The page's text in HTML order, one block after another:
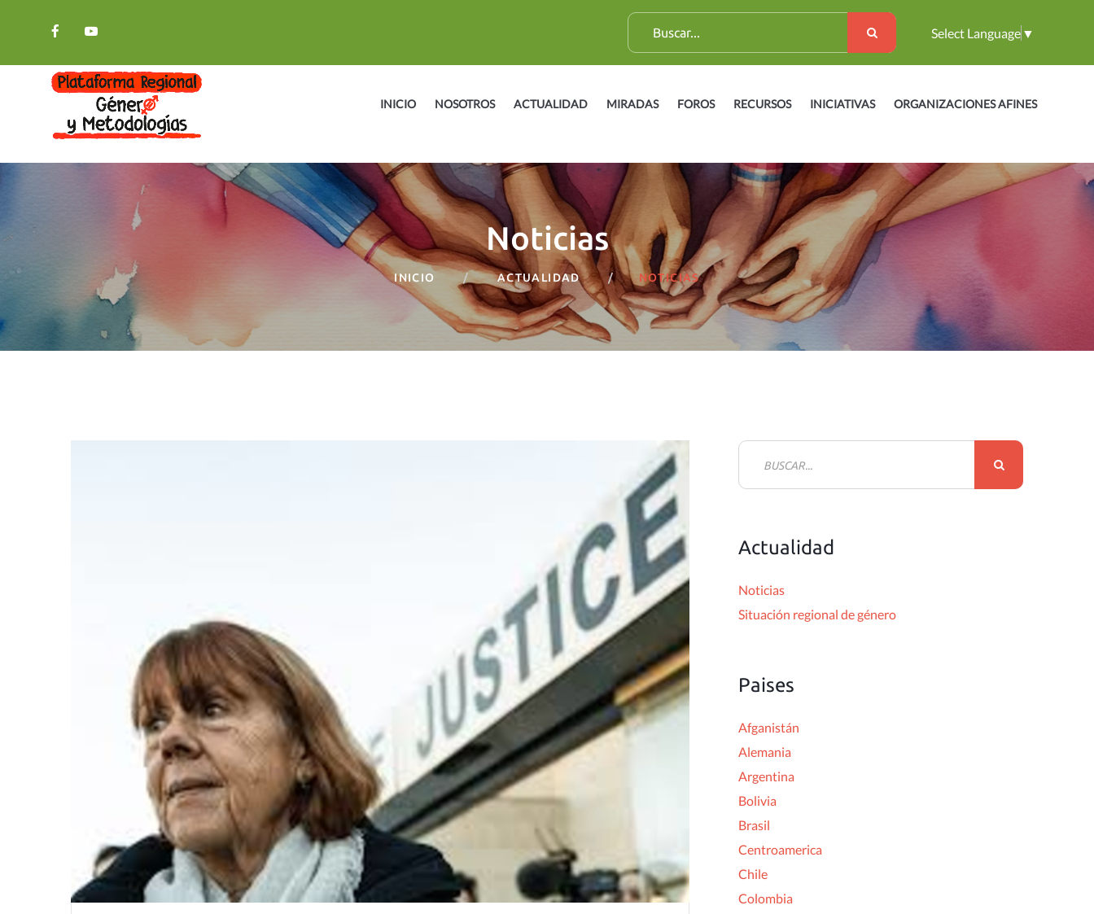
B
u
c
:
Select Language ▼
INICIO NOSOTROS ACTUALIDAD MIRADAS FOROS RECURSOS INICIATIVAS ORGANIZACIONES AFINES
Noticias
INICIO ACTUALIDAD NOTICIAS
B
a
:
Actualidad
Noticias
Situación regional de género
Paises
Afganistán
Alemania
Argentina
Bolivia
Brasil
Centroamerica
Chile
Colombia